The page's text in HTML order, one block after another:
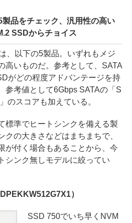
品をチェック、汎用性の高い
SSDからチョイス
、以下の5製品。いずれもメジ
高いものだ。参考として、SATA
がどの程度アドバンテージを持
参考値として6Gbps SATAの「S
のスコアも加えている。
準でヒートシンクを備える製
クの大きさなどはまちまちで、
が付く場合もあることから、今
シンク無しモデルに絞ってい
）
SSD 750でいち早くNVM